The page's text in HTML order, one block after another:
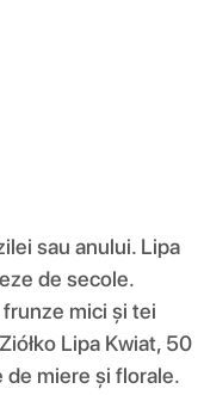
sau anului. Lipa
de secole.
mici și tei
Lipa Kwiat, 50
miere și florale.